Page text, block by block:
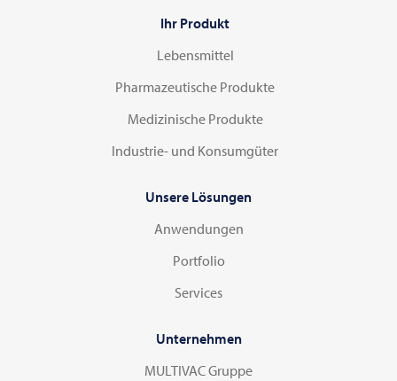
Ihr Produkt
Lebensmittel
Pharmazeutische Produkte
Medizinische Produkte
Industrie- und Konsumgüter
Unsere Lösungen
Anwendungen
Portfolio
Services
Unternehmen
MULTIVAC Gruppe